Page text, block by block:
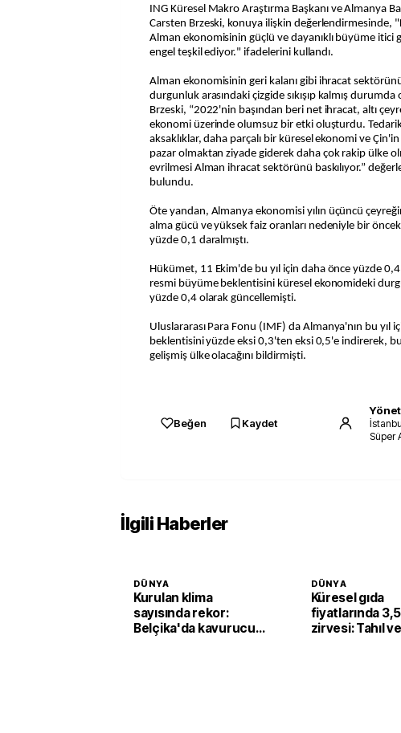
ING Küresel Makro Araştırma Başkanı ve Almanya
Carsten Brzeski, konuya ilişkin değerlendirmesinde,
Alman ekonomisinin güçlü ve dayanıklı büyüme itici
engel teşkil ediyor." ifadelerini kullandı.
Alman ekonomisinin geri kalanı gibi ihracat
durgunluk arasındaki çizgide sıkışıp kalmış
Brzeski, “2022'nin başından beri net ihracat, altı
ekonomi üzerinde olumsuz bir etki oluşturdu.
aksaklıklar, daha parçalı bir küresel ekonomi ve
pazar olmaktan ziyade giderek daha çok rakip ülke
evrilmesi Alman ihracat sektörünü baskılıyor.”
bulundu.
Öte yandan, Almanya ekonomisi yılın üçüncü
alma gücü ve yüksek faiz oranları nedeniyle bir
yüzde 0,1 daralmıştı.
Hükümet, 11 Ekim'de bu yıl için daha önce yüzde 0,4
resmi büyüme beklentisini küresel ekonomideki
yüzde 0,4 olarak güncellemişti.
Uluslararası Para Fonu (IMF) da Almanya'nın bu yıl
beklentisini yüzde eksi 0,3'ten eksi 0,5'e indirerek,
gelişmiş ülke olacağını bildirmişti.
Beğen Kaydet
Süper
İlgili Haberler
DÜNYA
Kurulan klima
sayısında rekor:
Belçika'da kavurucu
DÜNYA
Küresel gıda
fiyatlarında 3,5
zirvesi: Tahıl